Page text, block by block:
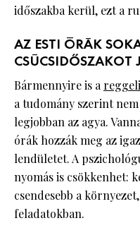
időszakba kerül, ezt a
AZ ESTI ÓRÁK
CSÚCSIDŐSZAKOT
Bármennyire is a reggeli
a tudomány szerint
legjobban az agya.
órák hozzák meg az
lendületet. A
nyomás is csökkenhet:
csendesebb a
feladatokban.